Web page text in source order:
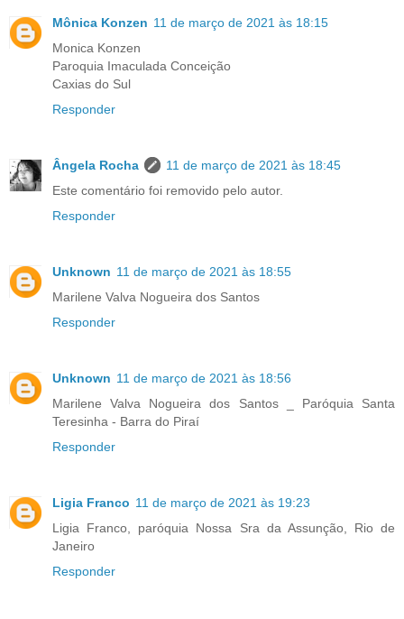
Mônica Konzen 11 de março de 2021 às 18:15
Monica Konzen
Paroquia Imaculada Conceição
Caxias do Sul
Responder
Ângela Rocha
11 de março de 2021 às 18:45
Este comentário foi removido pelo autor.
Responder
Unknown 11 de março de 2021 às 18:55
Marilene Valva Nogueira dos Santos
Responder
Unknown 11 de março de 2021 às 18:56
Marilene Valva Nogueira dos Santos _ Paróquia Santa
Teresinha - Barra do Piraí
Responder
Ligia Franco 11 de março de 2021 às 19:23
Ligia Franco, paróquia Nossa Sra da Assunção, Rio de
Janeiro
Responder